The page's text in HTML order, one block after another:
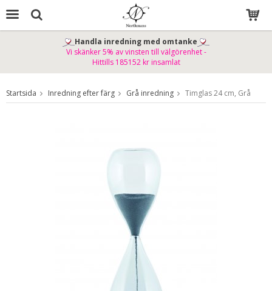
Produkten har blivit tillagd i varukorgen
Handla inredning med omtanke
Vi skänker 5% av vinsten till välgörenhet -
Hittills 185152 kr insamlat
Startsida Inredning efter färg Grå inredning Timglas 24 cm, Grå